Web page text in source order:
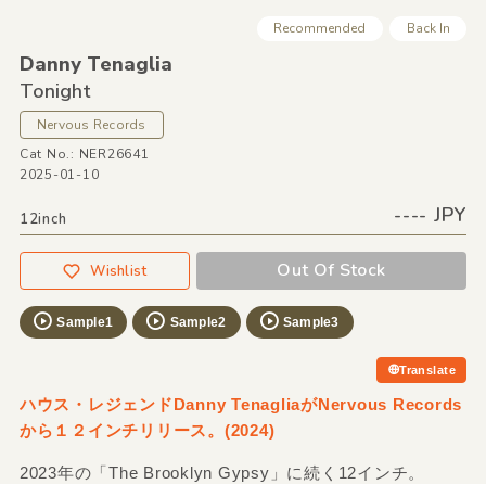
Recommended Back In
Danny Tenaglia
Tonight
Nervous Records
Cat No.: NER26641
2025-01-10
12inch ---- JPY
Wishlist Out Of Stock
Sample1 Sample2 Sample3
Translate
ハウス・レジェンドDanny TenagliaがNervous Records
から１２インチリリース。(2024)
2023年の「The Brooklyn Gypsy」に続く12インチ。